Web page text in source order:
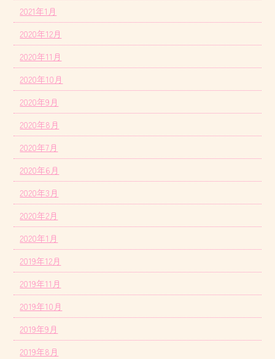
2021年1月
2020年12月
2020年11月
2020年10月
2020年9月
2020年8月
2020年7月
2020年6月
2020年3月
2020年2月
2020年1月
2019年12月
2019年11月
2019年10月
2019年9月
2019年8月